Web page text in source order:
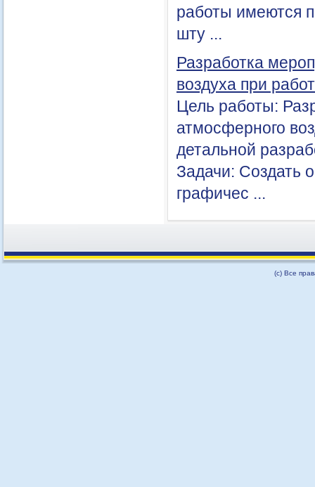
работы имеются
шту ...
Разработка
воздуха при
Цель работы:
атмосферного
детальной
Задачи: Создать
графичес ...
(с) Все